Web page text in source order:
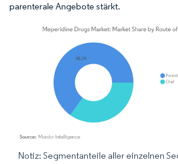
parenterale Angebote stärkt.
Bild © Mordor Intelligence. Wiederverwendung
Notiz: Segmentanteile aller einzelnen